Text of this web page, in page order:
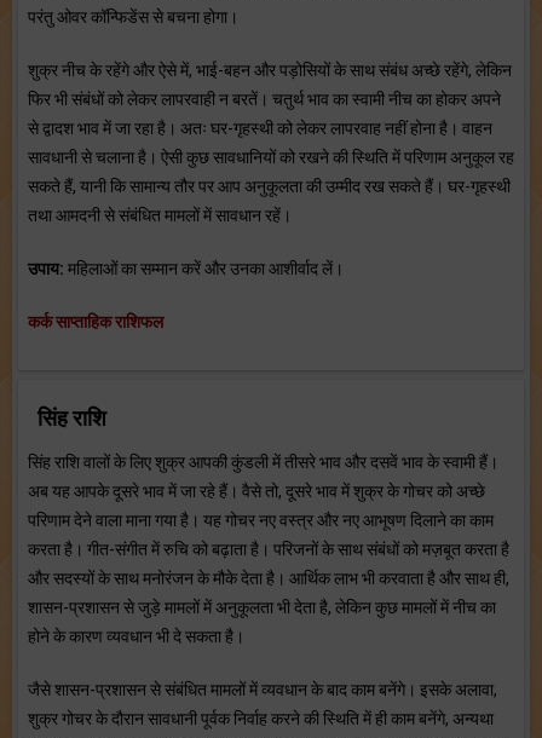
परंतु ओवर कॉन्फिडेंस से बचना होगा।
शुक्र नीच के रहेंगे और ऐसे में, भाई-बहन और पड़ोसियों के साथ संबंध अच्छे रहेंगे, लेकिन
फिर भी संबंधों को लेकर लापरवाही न बरतें। चतुर्थ भाव का स्वामी नीच का होकर अपने
से द्वादश भाव में जा रहा है। अतः घर-गृहस्थी को लेकर लापरवाह नहीं होना है। वाहन
सावधानी से चलाना है। ऐसी कुछ सावधानियों को रखने की स्थिति में परिणाम अनुकूल रह
सकते हैं, यानी कि सामान्य तौर पर आप अनुकूलता की उम्मीद रख सकते हैं। घर-गृहस्थी
तथा आमदनी से संबंधित मामलों में सावधान रहें।
उपाय: महिलाओं का सम्मान करें और उनका आशीर्वाद लें।
कर्क साप्ताहिक राशिफल
सिंह राशि
सिंह राशि वालों के लिए शुक्र आपकी कुंडली में तीसरे भाव और दसवें भाव के स्वामी हैं।
अब यह आपके दूसरे भाव में जा रहे हैं। वैसे तो, दूसरे भाव में शुक्र के गोचर को अच्छे
परिणाम देने वाला माना गया है। यह गोचर नए वस्त्र और नए आभूषण दिलाने का काम
करता है। गीत-संगीत में रुचि को बढ़ाता है। परिजनों के साथ संबंधों को मज़बूत करता है
और सदस्यों के साथ मनोरंजन के मौके देता है। आर्थिक लाभ भी करवाता है और साथ ही,
शासन-प्रशासन से जुड़े मामलों में अनुकूलता भी देता है, लेकिन कुछ मामलों में नीच का
होने के कारण व्यवधान भी दे सकता है।
जैसे शासन-प्रशासन से संबंधित मामलों में व्यवधान के बाद काम बनेंगे। इसके अलावा,
शुक्र गोचर के दौरान सावधानी पूर्वक निर्वाह करने की स्थिति में ही काम बनेंगे, अन्यथा